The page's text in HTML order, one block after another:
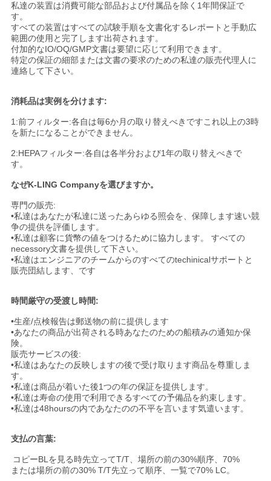
私達の装置は消費可能な部品および付属品を除く1年間保証で
す。
すべての装置はすべての試験手順を文書化するレポートと手動広
範囲の使用と完了します出荷されます。
付加的なIO/OQ/GMP文書は要望に応じて利用できます。
特定の保証の細部または文書の要求のための私達の販売代理人に
連絡して下さい。
消耗品は実例を分けます:
1:前フィルター:各自は毎6か月の取り替えべきですこれ以上の3時
を新たになることができません。
2:HEPAフィルター:各自は各半分および1年の取り替えべきで
す。
なぜK-LING Companyを選びますか。
専門の販売:
•私達はあなたが私達に送ったあらゆる照会を、保障します速い競
争の提供を評価します。
•私達は顧客に貨幣の値をつけるために協力します。 すべての
necessory文書を提供して下さい。
•私達はエンジニアのチームからのすべてのtechinicalサポートと
販売団結します、です
時間厳守の受渡し時間:
•生産/点検報告は郵送物の前に提供します
•あなたの商品が出荷される時あなたのための船積みの通知か保
険。
販売サービスの後:
•私達はあなたの反映しますの後で受け取ります商品を尊重しま
す。
•私達は商品が着いた後1つの年の保証を提供します。
•私達は寿命の使用で利用できるすべての予備品を約束します。
•私達は48hoursの内であなたのの不平を言います気遣います。
支払の言葉:
コピーBLを見る時先立ってT/T、場所の前の30%順序、70%
または場所の前の30% T/T先立って順序、一覧で70% LC。